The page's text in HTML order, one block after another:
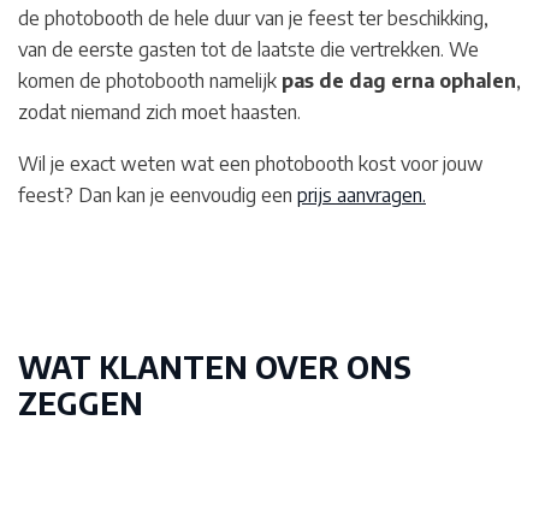
de photobooth de hele duur van je feest ter beschikking,
van de eerste gasten tot de laatste die vertrekken. We
komen de photobooth namelijk pas de dag erna ophalen,
zodat niemand zich moet haasten.
Wil je exact weten wat een photobooth kost voor jouw
feest? Dan kan je eenvoudig een prijs aanvragen.
WAT KLANTEN OVER ONS
ZEGGEN